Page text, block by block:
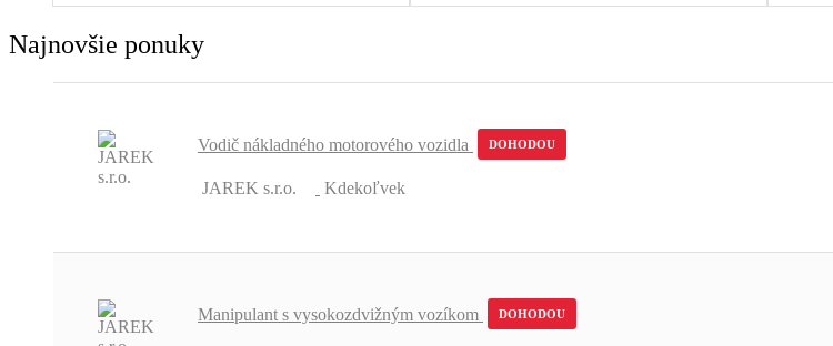
Najnovšie ponuky
Vodič nákladného motorového vozidla DOHODOU
JAREK s.r.o. Kdekoľvek
Manipulant s vysokozdvižným vozíkom DOHODOU